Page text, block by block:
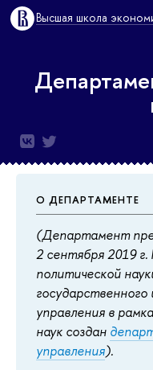
Высшая школа
О ДЕПАРТАМЕНТЕ
(Департамент
2 сентября 2019
политической
государственного
управления в
наук создан
управления).